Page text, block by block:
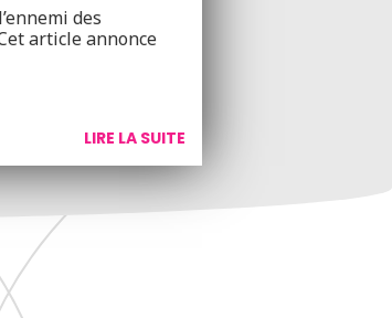
des
article annonce
LIRE LA SUITE